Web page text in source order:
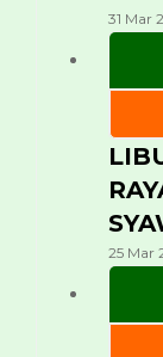
31 Mar
25 Mar